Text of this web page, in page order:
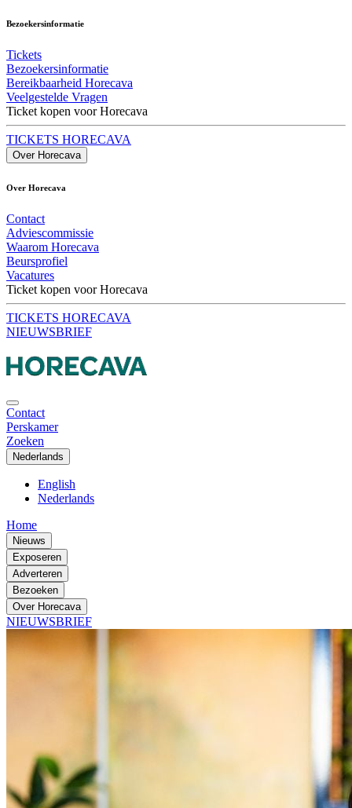
Bezoekersinformatie
Tickets
Bezoekersinformatie
Bereikbaarheid Horecava
Veelgestelde Vragen
Ticket kopen voor Horecava
TICKETS HORECAVA
Over Horecava
Over Horecava
Contact
Adviescommissie
Waarom Horecava
Beursprofiel
Vacatures
Ticket kopen voor Horecava
TICKETS HORECAVA
NIEUWSBRIEF
Contact
Perskamer
Zoeken
Nederlands
English
Nederlands
Home
Nieuws
Exposeren
Adverteren
Bezoeken
Over Horecava
NIEUWSBRIEF